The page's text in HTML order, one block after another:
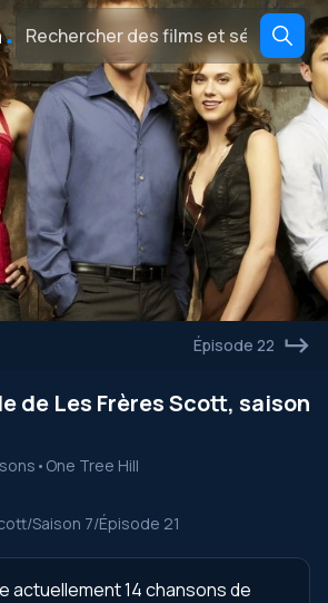
․
Épisode 22
de Les Frères Scott, saison
• One Tree Hill
/Saison 7/Épisode 21
actuellement 14 chansons de